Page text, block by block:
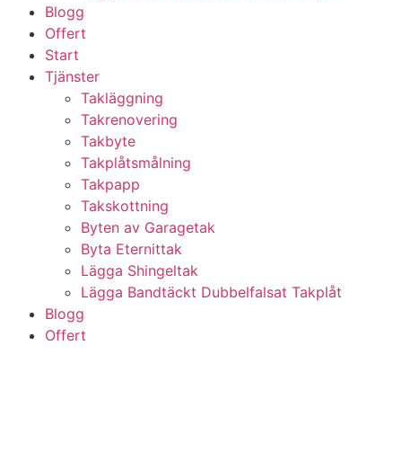
Blogg
Offert
Start
Tjänster
Takläggning
Takrenovering
Takbyte
Takplåtsmålning
Takpapp
Takskottning
Byten av Garagetak
Byta Eternittak
Lägga Shingeltak
Lägga Bandtäckt Dubbelfalsat Takplåt
Blogg
Offert